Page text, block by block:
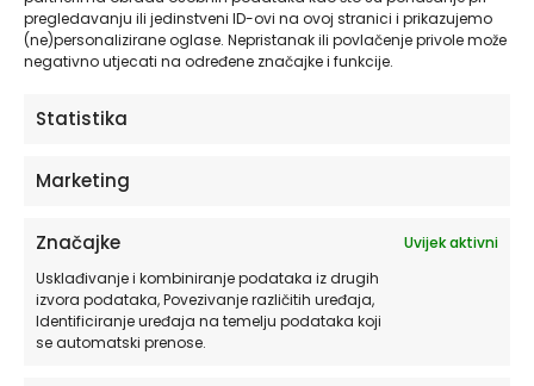
pregledavanju ili jedinstveni ID-ovi na ovoj stranici i prikazujemo
(ne)personalizirane oglase. Nepristanak ili povlačenje privole može
negativno utjecati na određene značajke i funkcije.
Statistika
Marketing
Značajke
Uvijek aktivni
Usklađivanje i kombiniranje podataka iz drugih
izvora podataka, Povezivanje različitih uređaja,
Identificiranje uređaja na temelju podataka koji
se automatski prenose.
Više o materijalima koje koristimo
pročitajte OVDJE.
detaljne upute OVDJE.
proizvoda u HIA Workshopu!
Autorske kolekcije naljepnica
Posteri i slike na platnu